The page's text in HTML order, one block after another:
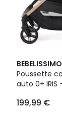
Poussette
auto 0+
199,99 €